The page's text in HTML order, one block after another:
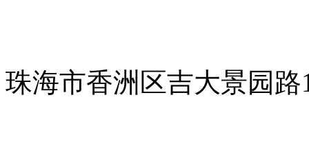
珠海市香洲区吉大景园